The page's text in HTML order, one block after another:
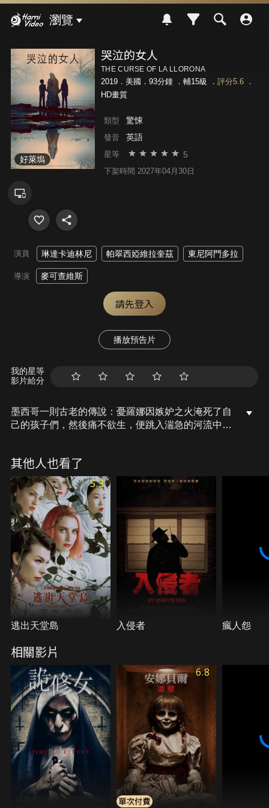
瀏覽
好萊塢
哭泣的女人
THE CURSE OF LA LLORONA
2019．美國．93分鐘 ． 輔15級 ． 評分5.6．
HD畫質
類型 驚悚
發音 英語
星等 5
下架時間 2027年04月30日
演員 琳達卡迪林尼 帕翠西婭維拉奎茲 東尼阿門多拉
導演 麥可查維斯
請先登入
播放預告片
我的星等
影片給分
墨西哥一則古老的傳說：憂羅娜因嫉妒之火淹死了自
己的孩子們，然後痛不欲生，便跳入湍急的河流中。
不安母親的恐怖警告，而這位母親被懷疑曾經危害自
己的小孩。社工和她的孩子們很快就被捲入可怕的超
自然領域。他們唯一能逃過憂羅娜致命報復的希望，
是去尋找一位背棄教會的神父，找到事件背後的真
相，拯救她的孩子。
其他人也看了
5.3
逃出天堂島 入侵者 瘋人怨
相關影片
6.8